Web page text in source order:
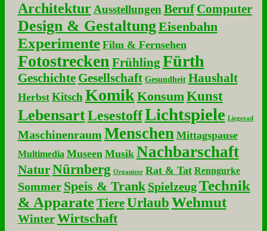
Architektur Ausstellungen Beruf Computer
Design & GestaltungEisenbahn
Experimente Film & Fernsehen
Fotostrecken Frühling Fürth
Geschichte Gesellschaft Gesundheit Haushalt
Herbst Kitsch KomikKonsumKunst
LebensartLesestoffLichtspiele Liegerad
Maschinenraum Menschen Mittagspause
Multimedia Museen Musik Nachbarschaft
NaturNürnberg Organizer Rat & Tat Renngurke
Sommer Speis & Trank Spielzeug Technik
& Apparate Tiere UrlaubWehmut
Winter Wirtschaft